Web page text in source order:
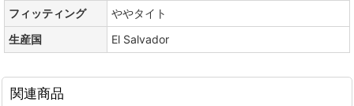
フィッティング
ややタイト
生産国
El Salvador
関連商品